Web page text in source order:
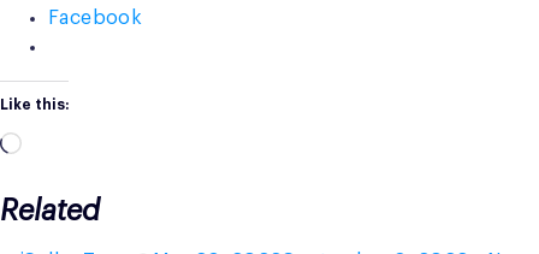
Facebook
Like this:
Loading…
Related